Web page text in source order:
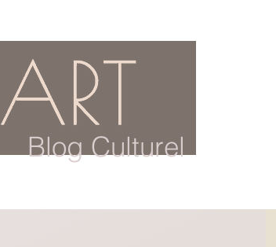
Blog Culturel